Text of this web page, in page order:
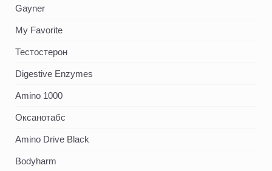
Gayner
My Favorite
Тестостерон
Digestive Enzymes
Amino 1000
Оксанотабс
Amino Drive Black
Bodyharm